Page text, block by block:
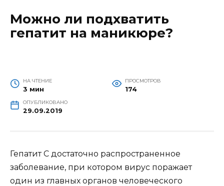
Можно ли подхватить
гепатит на маникюре?
НА ЧТЕНИЕ
3 мин
ПРОСМОТРОВ
174
ОПУБЛИКОВАНО
29.09.2019
Гепатит С достаточно распространенное
заболевание, при котором вирус поражает
один из главных органов человеческого